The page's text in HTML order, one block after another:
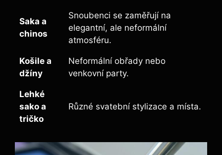
Saka a
chinos
Snoubenci se zaměřují na
⁣elegantní,‍ ale ​neformální
atmosféru.
Košile a
džíny
Neformální obřady⁣ nebo
venkovní party.
Lehké
sako a
tričko
Různé svatební stylizace a místa.